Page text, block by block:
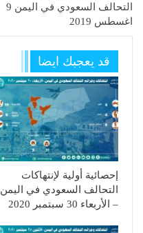
التحالف السعودي في اليمن 9
اغسطس 2019
قد يعجبك ايضا
إحصائية أولية لإنتهاكات
التحالف السعودي في اليمن
– الأربعاء 30 سبتمبر 2020